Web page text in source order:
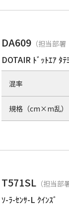
DA609 （担当部
DOTAIR ﾄﾞｯﾄｴｱ ﾀﾃ
混率
規格（cm×m乱）
T571SL （担当
ｿ-ﾗ-ｾﾝｻ-L ｸｲﾝｽﾞ